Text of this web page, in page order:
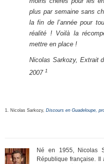
plus par semaine sans
la fin de l’année pour
réalité ! Voilà la
mettre en place !
Nicolas Sarkozy, Extrait
2007 1
1. Nicolas Sarkozy, Discours en Guadeloupe,
Né en 1955, Nicolas
République française. Il